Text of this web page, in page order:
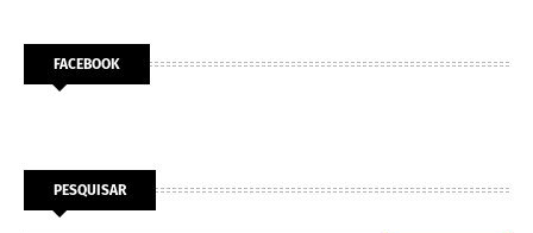
FACEBOOK
PESQUISAR